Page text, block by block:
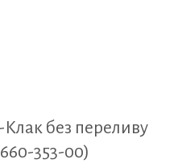
без переливу
353-00)